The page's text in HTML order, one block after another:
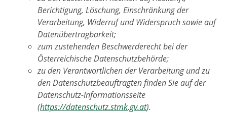
Berichtigung, Löschung, Einschränkung der
Verarbeitung, Widerruf und Widerspruch sowie auf
Datenübertragbarkeit;
zum zustehenden Beschwerderecht bei der
Österreichische Datenschutzbehörde;
zu den Verantwortlichen der Verarbeitung und zu
den Datenschutzbeauftragten finden Sie auf der
Datenschutz-Informationsseite
(https://datenschutz.stmk.gv.at).